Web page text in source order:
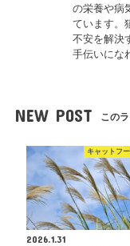
の栄養や病
ています。
不安を解決
手伝いにな
NEW POST この
キャットフ
2026.1.31